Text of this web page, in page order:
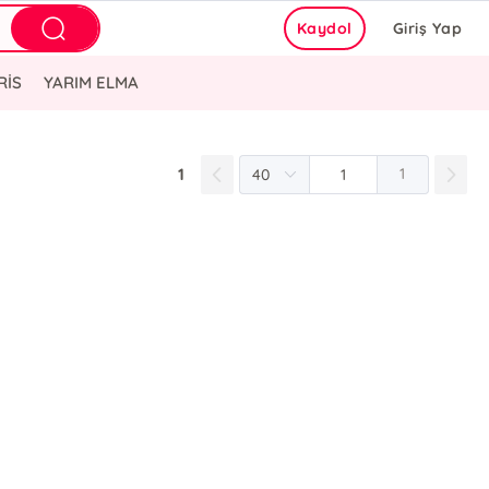
Giriş Yap
Kaydol
YARIM ELMA
1 1